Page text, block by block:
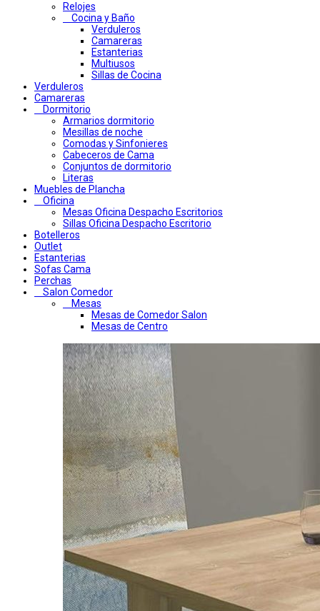
Relojes
Cocina y Baño
Verduleros
Camareras
Estanterias
Multiusos
Sillas de Cocina
Verduleros
Camareras
Dormitorio
Armarios dormitorio
Mesillas de noche
Comodas y Sinfonieres
Cabeceros de Cama
Conjuntos de dormitorio
Literas
Muebles de Plancha
Oficina
Mesas Oficina Despacho Escritorios
Sillas Oficina Despacho Escritorio
Botelleros
Outlet
Estanterias
Sofas Cama
Perchas
Salon Comedor
Mesas
Mesas de Comedor Salon
Mesas de Centro